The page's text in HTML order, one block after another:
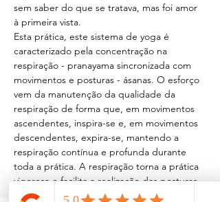
sem saber do que se tratava, mas foi amor
à primeira vista.
Esta prática, este sistema de yoga é
caracterizado pela concentração na
respiração - pranayama sincronizada com
movimentos e posturas - ásanas. O esforço
vem da manutenção da qualidade da
respiração de forma que, em movimentos
ascendentes, inspira-se e, em movimentos
descendentes, expira-se, mantendo a
respiração contínua e profunda durante
toda a prática. A respiração torna a prática
vigorosa e facilita a realização das posturas.
O Ashtanga Vinyasa Yoga não se trata de